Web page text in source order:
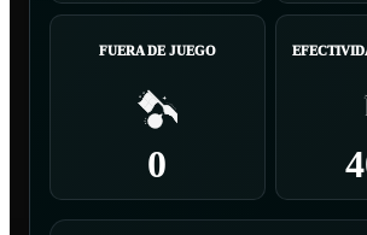
FUERA DE JUEGO
0